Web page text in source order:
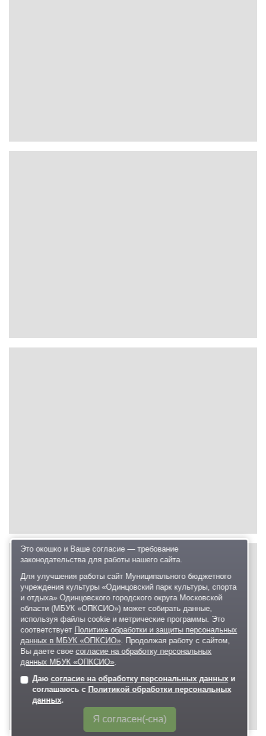
Это окошко и Ваше согласие — требование
законодательства для работы нашего сайта.
Для улучшения работы сайт Муниципального бюджетного
учреждения культуры «Одинцовский парк культуры, спорта
и отдыха» Одинцовского городского округа Московской
области (МБУК «ОПКСИО») может собирать данные,
используя файлы cookie и метрические программы. Это
соответствует Политике обработки и защиты персональных
данных в МБУК «ОПКСИО». Продолжая работу с сайтом,
Вы даете своесогласие на обработку персональных
данных МБУК «ОПКСИО».
Даю согласие на обработку персональных данныхи
соглашаюсь с Политикой обработки персональных
данных.
Я согласен(-сна)